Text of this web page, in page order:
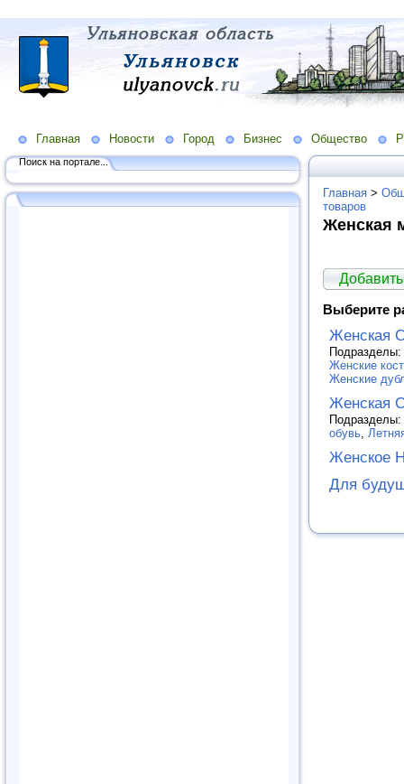
Главная Новости Город Бизнес Общество
Поиск на портале...
Главная >
товаров
Женская
Выберите
Женская
Подразделы:
Женские
Женские
Женская
Подразделы:
обувь,
Женское
Для